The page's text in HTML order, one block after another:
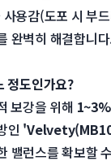
사용감(도포 시 부
완벽히 해결합니
정도인가요?
보강을 위해 1~3%
인
밸런스를 확보할